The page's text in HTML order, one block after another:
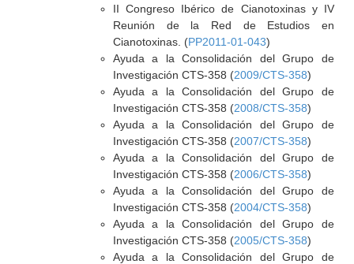
II Congreso Ibérico de Cianotoxinas y IV
Reunión de la Red de Estudios en
Cianotoxinas. (PP2011-01-043)
Ayuda a la Consolidación del Grupo de
Investigación CTS-358 (2009/CTS-358)
Ayuda a la Consolidación del Grupo de
Investigación CTS-358 (2008/CTS-358)
Ayuda a la Consolidación del Grupo de
Investigación CTS-358 (2007/CTS-358)
Ayuda a la Consolidación del Grupo de
Investigación CTS-358 (2006/CTS-358)
Ayuda a la Consolidación del Grupo de
Investigación CTS-358 (2004/CTS-358)
Ayuda a la Consolidación del Grupo de
Investigación CTS-358 (2005/CTS-358)
Ayuda a la Consolidación del Grupo de